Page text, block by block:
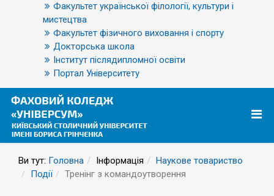
Факультет української філології, культури і
мистецтва
Факультет фізичного виховання і спорту
Докторська школа
Інститут післядипломної освіти
Портал Університету
Ви тут: Головна Інформація
Наукове товариство
Події
Тренінг з командоутворення